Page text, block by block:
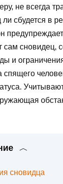
не всегда
сбудется в
сам сновидец,
и
спящего
сновидца